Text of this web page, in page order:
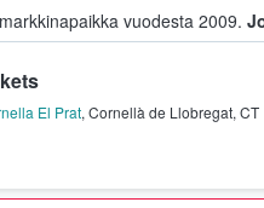
vuodesta 2009.
ja myyvät lippuja
El Prat, Cornellà de Llobregat, CT